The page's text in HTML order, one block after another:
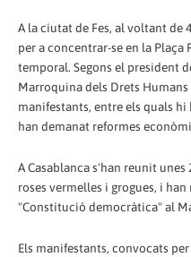
A la ciutat de Fes, al voltant de
per a concentrar-se en la Plaça
temporal. Segons el president
Marroquina dels Drets
manifestants, entre els quals hi
han demanat reformes
A Casablanca s'han reunit unes
roses vermelles i grogues, i
"Constitució democràtica" al
Els manifestants, convocats